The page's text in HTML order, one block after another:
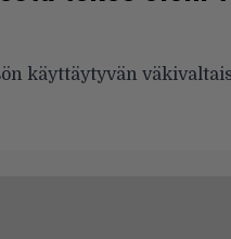
käyttäytyvän